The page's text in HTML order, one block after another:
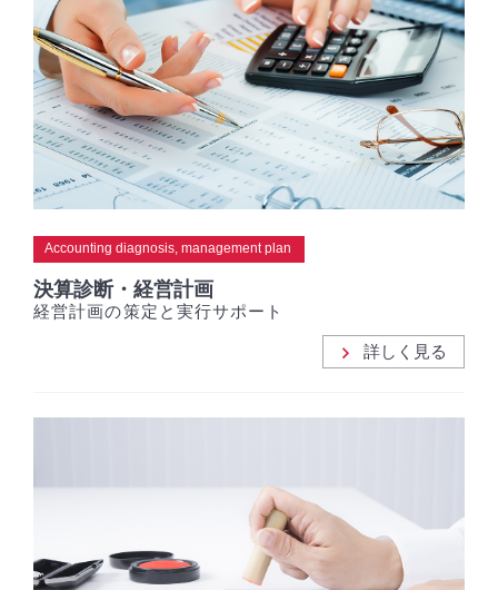
Accounting diagnosis, management plan
決算診断・経営計画
経営計画の策定と実行サポート
詳しく見る